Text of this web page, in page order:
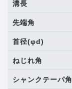
溝長
先端角
首径(φd)
ねじれ角
シャンクテーパ角